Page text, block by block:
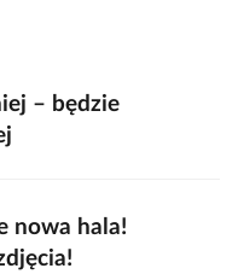
– będzie
nowa hala!